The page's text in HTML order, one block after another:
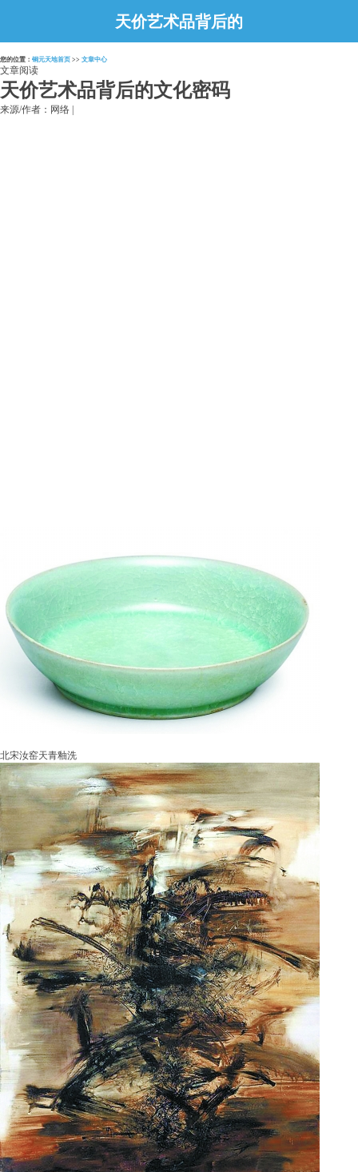
天价艺术品背后的
文化密码
您的位置： 铜元天地首页 >> 文章中心
文章阅读
天价艺术品背后的文化密码
来源/作者：网络 |
北宋汝窑天青釉洗